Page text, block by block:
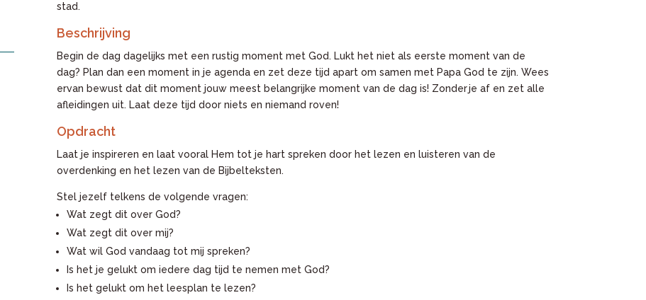
stad.
Beschrijving
Begin de dag dagelijks met een rustig moment met God. Lukt het niet als eerste moment van de
dag? Plan dan een moment in je agenda en zet deze tijd apart om samen met Papa God te zijn. Wees
ervan bewust dat dit moment jouw meest belangrijke moment van de dag is! Zonder je af en zet alle
afleidingen uit. Laat deze tijd door niets en niemand roven!
Opdracht
Laat je inspireren en laat vooral Hem tot je hart spreken door het lezen en luisteren van de
overdenking en het lezen van de Bijbelteksten.
Stel jezelf telkens de volgende vragen:
Wat zegt dit over God?
Wat zegt dit over mij?
Wat wil God vandaag tot mij spreken?
Is het je gelukt om iedere dag tijd te nemen met God?
Is het gelukt om het leesplan te lezen?